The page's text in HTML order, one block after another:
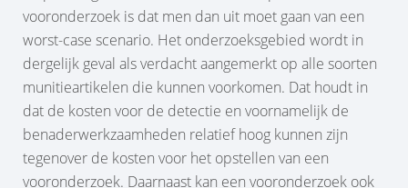
vooronderzoek is dat men dan uit moet gaan van een
worst-case scenario. Het onderzoeksgebied wordt in
dergelijk geval als verdacht aangemerkt op alle soorten
munitieartikelen die kunnen voorkomen. Dat houdt in
dat de kosten voor de detectie en voornamelijk de
benaderwerkzaamheden relatief hoog kunnen zijn
tegenover de kosten voor het opstellen van een
vooronderzoek. Daarnaast kan een vooronderzoek ook